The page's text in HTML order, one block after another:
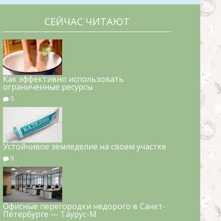
СЕЙЧАС ЧИТАЮТ
Как эффективно использовать
ограниченные ресурсы
0
Устойчивое земледелие на своем участке
0
Офисные перегородки недорого в Санкт-
Петербурге — Таурус-М